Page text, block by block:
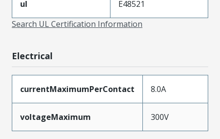
ul
E48521
Search UL Certification Information
Electrical
currentMaximumPerContact 8.0A
voltageMaximum 300V